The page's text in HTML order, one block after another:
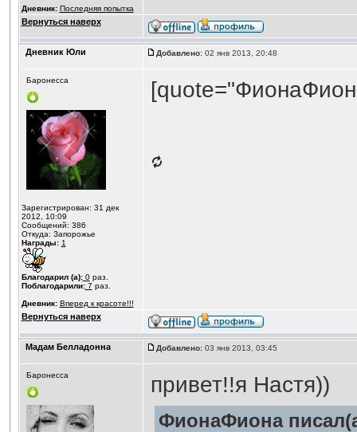
Дневник: Последняя попытка
Вернуться наверх
Дневник Юли Добавлено:02 янв 2013, 20:48
Баронесса
Зарегистрирован: 31 дек
2012, 10:09
Сообщений: 386
Откуда: Запорожье
Награды: 1
Благодарил (а):0раз.
Поблагодарили:7 раз.
Дневник: Вперед к красоте!!!
Вернуться наверх
Мадам Белладонна Добавлено:03 янв 2013, 03:45
Баронесса привет!!я Настя))
ФионаФиона